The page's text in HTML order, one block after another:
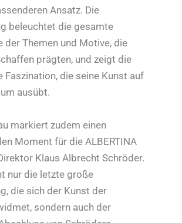
Ansatz. Die
beleuchtet die gesamte
der Themen und Motive, die
prägten, und zeigt die
Faszination, die seine Kunst auf
ausübt.
markiert zudem einen
Moment für die ALBERTINA
Klaus Albrecht Schröder.
nur die letzte große
die sich der Kunst der
sondern auch der